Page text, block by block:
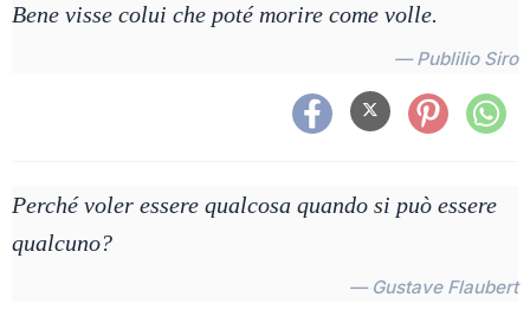
Bene visse colui che poté morire come volle.
— Publilio Siro
Perché voler essere qualcosa quando si può essere
qualcuno?
— Gustave Flaubert